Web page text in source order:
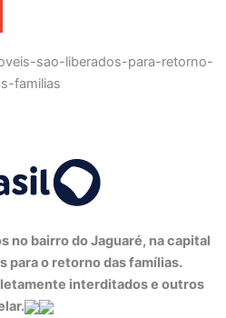
no bairro do Jaguaré, na capital
para o retorno das famílias.
interditados e outros